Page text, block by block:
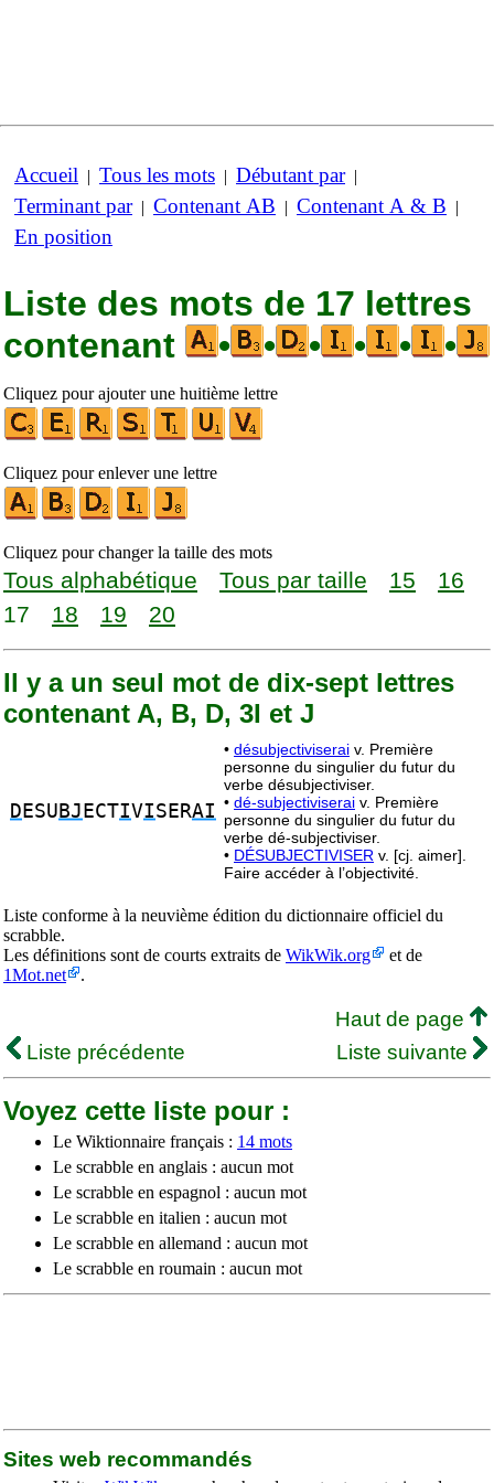
Accueil | Tous les mots | Débutant par|
Terminant par| Contenant AB | Contenant A & B |
En position
Liste des mots de 17 lettres
contenant
• • • • • •
Cliquez pour ajouter une huitième lettre
Cliquez pour enlever une lettre
Cliquez pour changer la taille des mots
Tous alphabétique Tous par taille 15
16
17
18 19 20
Il y a un seul mot de dix-sept lettres
contenant A, B, D, 3I et J
D ESU BJ ECTIVISERAI
• désubjectiviserai v. Première
personne du singulier du futur du
verbe désubjectiviser.
• dé-subjectiviserai v. Première
personne du singulier du futur du
verbe dé-subjectiviser.
• DÉSUBJECTIVISER v. [cj. aimer].
Faire accéder à l’objectivité.
Liste conforme à la neuvième édition du dictionnaire officiel du
scrabble.
Les définitions sont de courts extraits de WikWik.org
et de
1Mot.net
.
Haut de page
Liste précédente
Liste suivante
Voyez cette liste pour :
Le Wiktionnaire français : 14 mots
Le scrabble en anglais : aucun mot
Le scrabble en espagnol : aucun mot
Le scrabble en italien : aucun mot
Le scrabble en allemand : aucun mot
Le scrabble en roumain : aucun mot
Sites web recommandés